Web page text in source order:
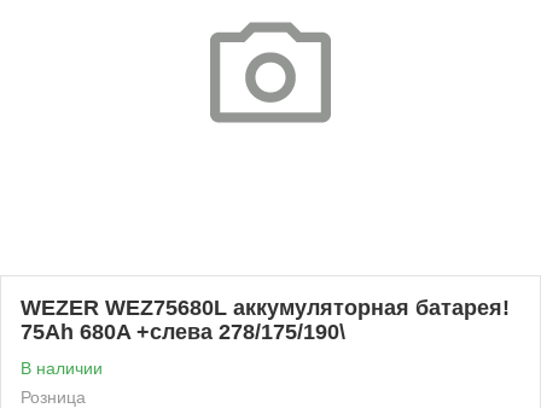
WEZER WEZ75680L аккумуляторная батарея!
75Ah 680A +слева 278/175/190\
В наличии
Розница